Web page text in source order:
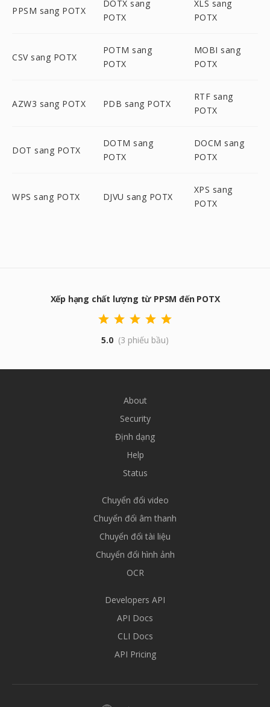
PPSM sang POTX
DOTX sang
POTX
XLS sang
POTX
CSV sang POTX
POTM sang
POTX
MOBI sang
POTX
AZW3 sang POTX PDB sang POTX
RTF sang
POTX
DOT sang POTX
DOTM sang
POTX
DOCM sang
POTX
WPS sang POTX DJVU sang POTX
XPS sang
POTX
Xếp hạng chất lượng từ PPSM đến POTX
5.0 (3 phiếu bầu)
About
Security
Định dạng
Help
Status
Chuyển đổi video
Chuyển đổi âm thanh
Chuyển đổi tài liệu
Chuyển đổi hình ảnh
OCR
Developers API
API Docs
CLI Docs
API Pricing